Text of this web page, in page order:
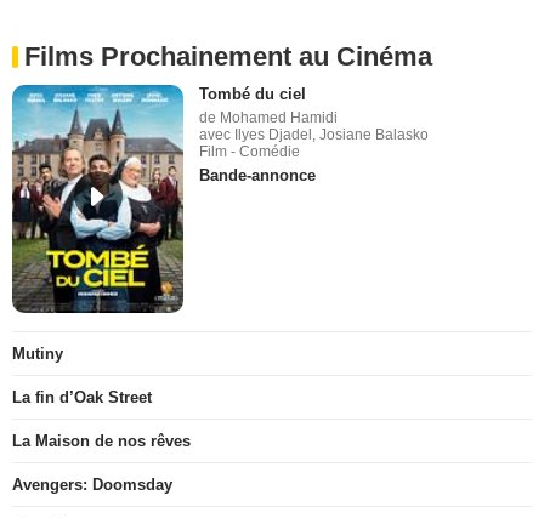
Films Prochainement au Cinéma
Tombé du ciel
de Mohamed Hamidi
avec Ilyes Djadel, Josiane Balasko
Film - Comédie
Bande-annonce
Mutiny
La fin d’Oak Street
La Maison de nos rêves
Avengers: Doomsday